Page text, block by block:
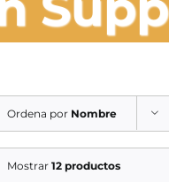
OCASIÓN
TALLER
Ordena por Nombre
Mostrar 12 productos